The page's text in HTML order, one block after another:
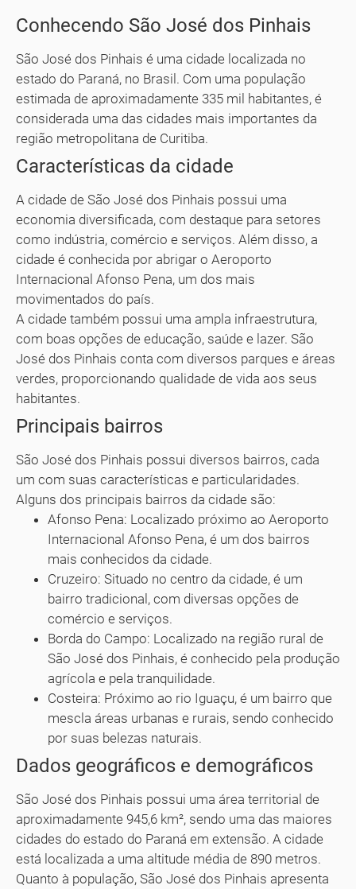
Conhecendo São José dos Pinhais
São José dos Pinhais é uma cidade localizada no
estado do Paraná, no Brasil. Com uma população
estimada de aproximadamente 335 mil habitantes, é
considerada uma das cidades mais importantes da
região metropolitana de Curitiba.
Características da cidade
A cidade de São José dos Pinhais possui uma
economia diversificada, com destaque para setores
como indústria, comércio e serviços. Além disso, a
cidade é conhecida por abrigar o Aeroporto
Internacional Afonso Pena, um dos mais
movimentados do país.
A cidade também possui uma ampla infraestrutura,
com boas opções de educação, saúde e lazer. São
José dos Pinhais conta com diversos parques e áreas
verdes, proporcionando qualidade de vida aos seus
habitantes.
Principais bairros
São José dos Pinhais possui diversos bairros, cada
um com suas características e particularidades.
Alguns dos principais bairros da cidade são:
Afonso Pena: Localizado próximo ao Aeroporto
Internacional Afonso Pena, é um dos bairros
mais conhecidos da cidade.
Cruzeiro: Situado no centro da cidade, é um
bairro tradicional, com diversas opções de
comércio e serviços.
Borda do Campo: Localizado na região rural de
São José dos Pinhais, é conhecido pela produção
agrícola e pela tranquilidade.
Costeira: Próximo ao rio Iguaçu, é um bairro que
mescla áreas urbanas e rurais, sendo conhecido
por suas belezas naturais.
Dados geográficos e demográficos
São José dos Pinhais possui uma área territorial de
aproximadamente 945,6 km², sendo uma das maiores
cidades do estado do Paraná em extensão. A cidade
está localizada a uma altitude média de 890 metros.
Quanto à população, São José dos Pinhais apresenta